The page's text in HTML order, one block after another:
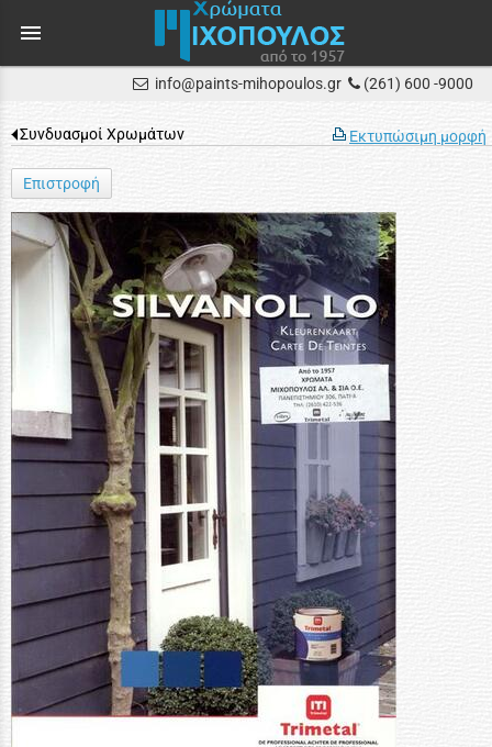
menu
info@paints-mihopoulos.gr (261) 600 -9000
Εκτυπώσιμη μορφή
Συνδυασμοί Χρωμάτων
Επιστροφή